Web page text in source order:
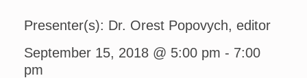
Presenter(s): Dr. Orest Popovych, editor
September 15, 2018 @ 5:00 pm - 7:00
pm